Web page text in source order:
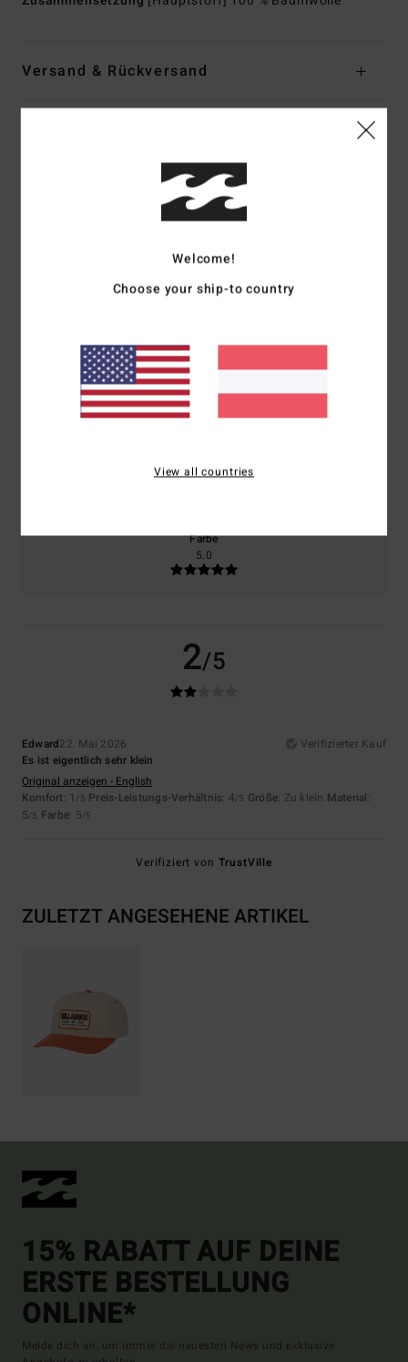
Versand & Rückversand
Durchschnittliche Bewertung
2.0/5
Komfort
1.0
4.0
Farbe
5.0
2/5
Edward22. Mai 2026
Verifizierter Kauf
Es ist eigentlich sehr klein
Original anzeigen - English
Komfort: 1 /5 Preis-Leistungs-Verhältnis: 4/5 Größe: Zu klein Material:
5/5 Farbe: 5/5
Verifiziert von TrustVille
ZULETZT ANGESEHENE ARTIKEL
15% RABATT AUF DEINE
ERSTE BESTELLUNG
ONLINE*
Melde dich an, um immer die neuesten News und exklusive
Welcome!
Choose your ship-to country
View all countries